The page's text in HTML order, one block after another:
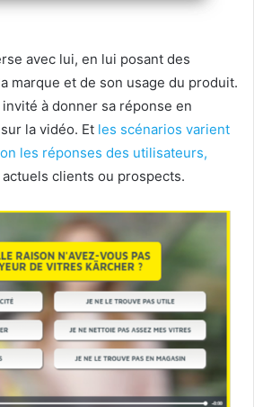
avec lui, en lui posant des
marque et de son usage du produit.
invité à donner sa réponse en
la vidéo. Et les scénarios varient
les réponses des utilisateurs,
clients ou prospects.